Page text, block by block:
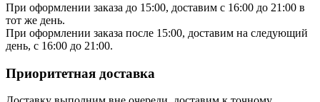
При оформлении заказа до 15:00, доставим с 16:00 до 21:00 в
тот же день.
При оформлении заказа после 15:00, доставим на следующий
день, с 16:00 до 21:00.
Приоритетная доставка